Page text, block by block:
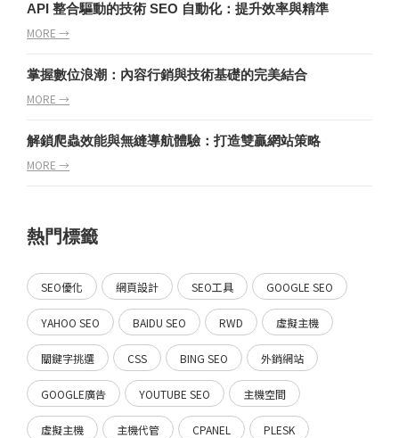
API 整合驅動的技術 SEO 自動化：提升效率與精準
MORE →
掌握數位浪潮：內容行銷與技術基礎的完美結合
MORE →
解鎖爬蟲效能與無縫導航體驗：打造雙贏網站策略
MORE →
熱門標籤
SEO優化 網頁設計 SEO工具 GOOGLE SEO
YAHOO SEO BAIDU SEO RWD 虛擬主機
關鍵字挑選 CSS BING SEO 外銷網站
GOOGLE廣告 YOUTUBE SEO 主機空間
虛擬主機 主機代管 CPANEL PLESK